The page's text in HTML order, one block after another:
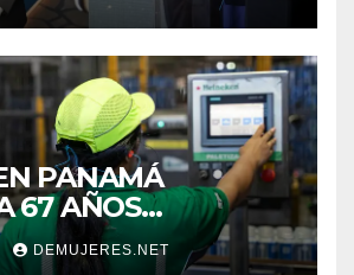
PANAMÁ
67 AÑOS
EL
DE LA
DEMUJERES.NET